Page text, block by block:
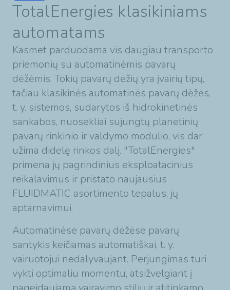
TotalEnergies klasikiniams
automatams
Kasmet parduodama vis daugiau transporto
priemonių su automatinėmis pavarų
dėžėmis. Tokių pavarų dėžių yra įvairių tipų,
tačiau klasikinės automatinės pavarų dėžės,
t. y. sistemos, sudarytos iš hidrokinetinės
sankabos, nuosekliai sujungtų planetinių
pavarų rinkinio ir valdymo modulio, vis dar
užima didelę rinkos dalį. "TotalEnergies"
primena jų pagrindinius eksploatacinius
reikalavimus ir pristato naujausius
FLUIDMATIC asortimento tepalus, jų
aptarnavimui.
Automatinėse pavarų dėžėse pavarų
santykis keičiamas automatiškai, t. y.
vairuotojui nedalyvaujant. Perjungimas turi
vykti optimaliu momentu, atsižvelgiant į